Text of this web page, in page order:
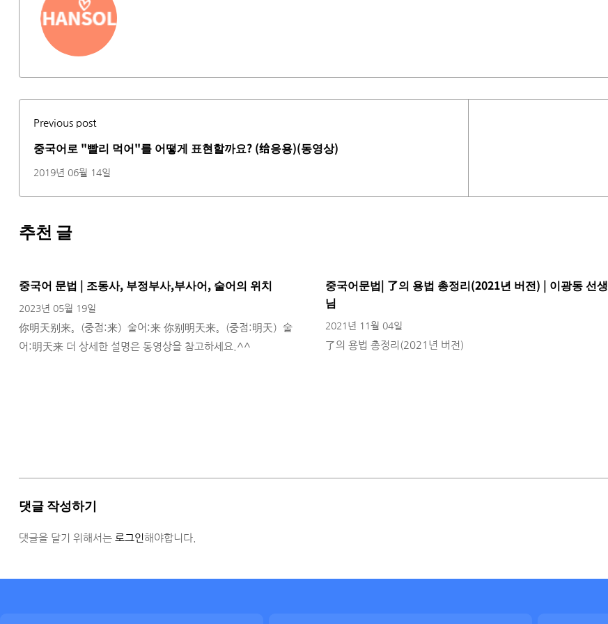
Previous post
중국어로 "빨리 먹어"를 어떻게 표현할까요? (给응용)(동영상)
2019년 06월 14일
추천 글
중국어 문법 | 조동사, 부정부사,부사어, 술어의 위치
2023년 05월 19일
你明天别来。(중점:来）술어:来 你别明天来。(중점:明天）술
어:明天来 더 상세한 설명은 동영상을 참고하세요.^^
중국어문법| 了의 용법 총정리(2021년 버전) | 이광동 선생
님
2021년 11월 04일
了의 용법 총정리(2021년 버전)
댓글 작성하기
댓글을 달기 위해서는 로그인해야합니다.